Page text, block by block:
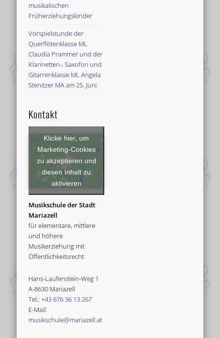
musikalischen
Früherziehungskinder
Vorspielstunde der
Querflötenklasse ML
Claudia Prammer und der
Klarinetten-, Saxofon und
Gitarrenklasse ML Angela
Stenitzer MA am 25. Juni
Kontakt
Klicke hier, um
Marketing-Cookies
zu akzeptieren und
diesen Inhalt zu
aktivieren
Musikschule der Stadt
Mariazell
für elementare, mittlere
und höhere
Musikerziehung mit
Öffentlichkeitsrecht
Hans-Laufenstein-Weg 1
A-8630 Mariazell
Tel.:+43 676 36 13 267
E-Mail:
musikschule@mariazell.at